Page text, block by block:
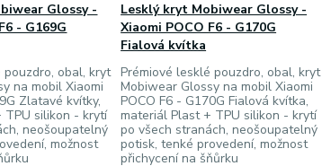
Glossy -
- G169G
pouzdro, obal, kryt
na mobil Xiaomi
Zlatavé kvítky,
TPU silikon - krytí
neošoupatelný
možnost
Lesklý kryt Mobiwear Glossy -
Xiaomi POCO F6 - G170G
Fialová kvítka
Prémiové lesklé pouzdro, obal, kryt
Mobiwear Glossy na mobil Xiaomi
POCO F6 - G170G Fialová kvítka,
materiál Plast + TPU silikon - krytí
po všech stranách, neošoupatelný
potisk, tenké provedení, možnost
přichycení na šňůrku